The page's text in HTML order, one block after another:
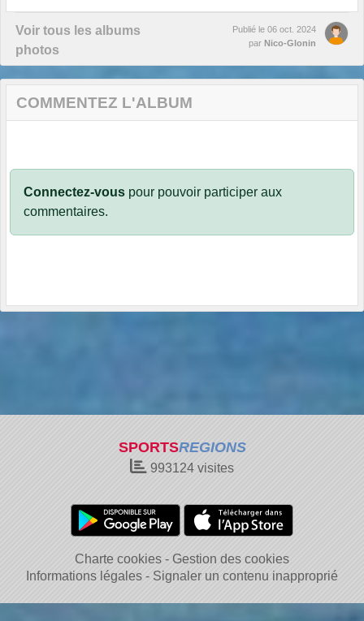
Voir tous les albums
photos
Publié le 06 oct. 2024
par Nico-Glonin
COMMENTEZ L'ALBUM
Connectez-vous pour pouvoir participer aux
commentaires.
SPORTSREGIONS
993124 visites
Charte cookies
Gestion des cookies
Informations légales
Signaler un contenu inapproprié